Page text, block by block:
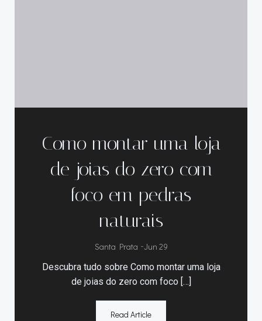
Como montar uma loja
de joias do zero com
foco em pedras
naturais
Santa Prata -Jun 29
Descubra tudo sobre Como montar uma loja
de joias do zero com foco […]
Read Article